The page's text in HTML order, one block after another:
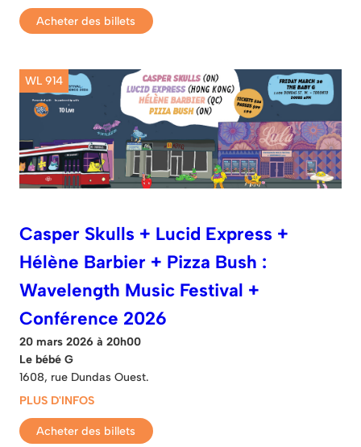
Acheter des billets
WL 914
Casper Skulls + Lucid Express +
Hélène Barbier + Pizza Bush :
Wavelength Music Festival +
Conférence 2026
20 mars 2026 à 20h00
Le bébé G
1608, rue Dundas Ouest.
PLUS D'INFOS
Acheter des billets